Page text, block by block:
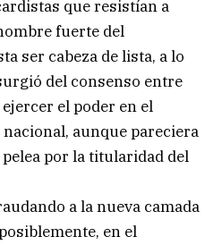
que resistían a
fuerte del
ser cabeza de lista, a lo
del consenso entre
el poder en el
aunque pareciera
por la titularidad del
a la nueva camada
en el